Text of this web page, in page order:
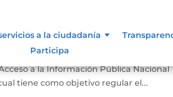
a la ciudadanía
Participa
las principales disposiciones que
a la Información Pública Nacional
tiene como objetivo regular el...